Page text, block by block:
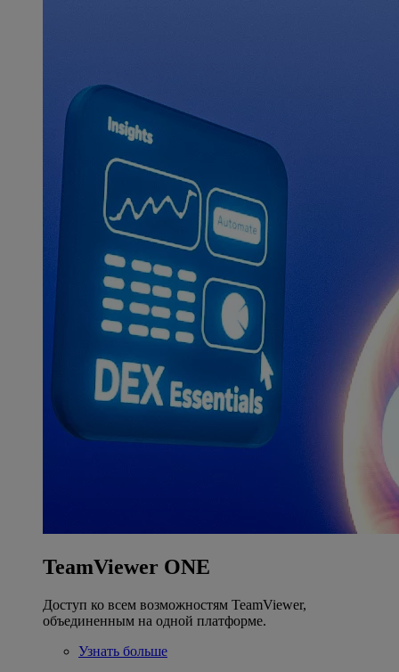
TeamViewer ONE
Доступ ко всем возможностям TeamViewer,
объединенным на одной платформе.
Узнать больше